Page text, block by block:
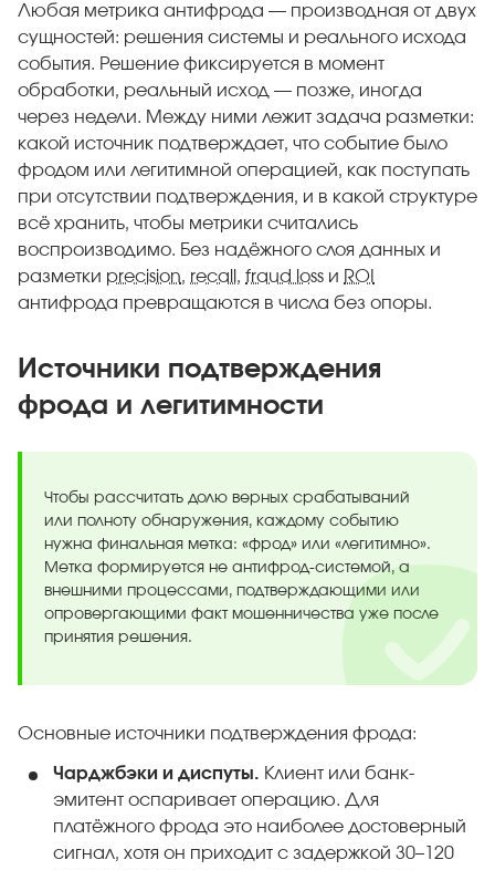
Любая метрика антифрода — производная от двух
сущностей: решения системы и реального исхода
события. Решение фиксируется в момент
обработки, реальный исход — позже, иногда
через недели. Между ними лежит задача разметки:
какой источник подтверждает, что событие было
фродом или легитимной операцией, как поступать
при отсутствии подтверждения, и в какой структуре
всё хранить, чтобы метрики считались
воспроизводимо. Без надёжного слоя данных и
разметки precision, recall , fraud loss и ROI
антифрода превращаются в числа без опоры.
Источники подтверждения
фрода и легитимности
Чтобы рассчитать долю верных срабатываний
или полноту обнаружения, каждому событию
нужна финальная метка: «фрод» или «легитимно».
Метка формируется не антифрод-системой, а
внешними процессами, подтверждающими или
опровергающими факт мошенничества уже после
принятия решения.
Основные источники подтверждения фрода:
Чарджбэки и диспуты. Клиент или банк-
эмитент оспаривает операцию. Для
платёжного фрода это наиболее достоверный
сигнал, хотя он приходит с задержкой 30–120